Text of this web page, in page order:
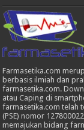
Farmasetika.com
berbasis ilmiah dan
farmasetika.com.
atau Caping di
farmasetika.com telah
(PSE) nomor
memajukan bidang